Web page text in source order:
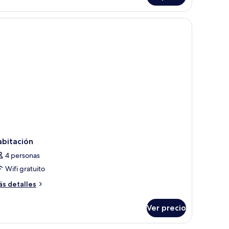
4 personas
Wifi gratuito
detalles
Ver precio